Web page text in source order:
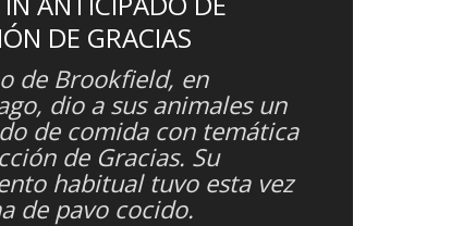
DE GRACIAS
de Brookfield, en
dio a sus animales un
de comida con temática
de Gracias. Su
habitual tuvo esta vez
de pavo cocido.